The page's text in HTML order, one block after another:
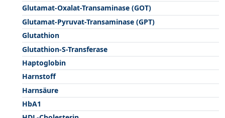
Glutamat-Oxalat-Transaminase (GOT)
Glutamat-Pyruvat-Transaminase (GPT)
Glutathion
Glutathion-S-Transferase
Haptoglobin
Harnstoff
Harnsäure
HbA1